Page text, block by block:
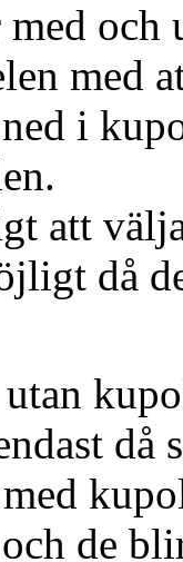
och
med
i
att
då
då
de